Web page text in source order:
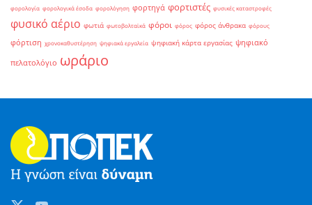
φορολογία φορολογικά έσοδα φορολόγηση φορτηγά φορτιστές φυσικές καταστροφές
φυσικό αέριο φωτιά φωτοβολταϊκά φόροι φόρος φόρος άνθρακα φόρους
φόρτιση χρονοκαθυστέρηση ψηφιακά εργαλεία ψηφιακή κάρτα εργασίας ψηφιακό
πελατολόγιο ωράριο